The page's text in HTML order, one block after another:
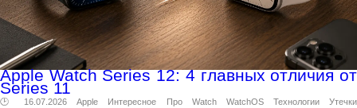
Apple Watch Series 12: 4 главных отличия от
Series 11
🕑 16.07.2026 Apple Интересное Про Watch WatchOS Технологии
Утечки